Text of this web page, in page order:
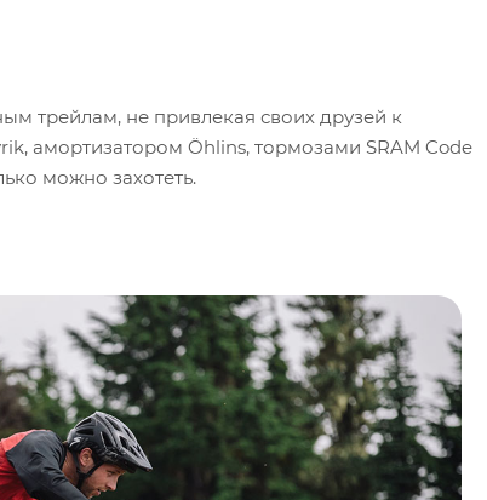
трейлам, не привлекая своих друзей к
амортизатором Öhlins, тормозами SRAM Code
можно захотеть.